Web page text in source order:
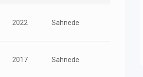
2022 Sahnede
2017 Sahnede